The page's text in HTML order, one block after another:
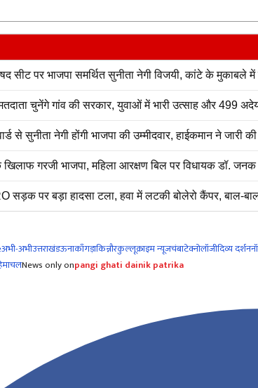
सीट पर भाजपा समर्थित सुनीता नेगी विजयी, कांटे के मुकाबले में
चुनेंगे गांव की सरकार, युवाओं में भारी उत्साह और 499 अदेय
सुनीता नेगी होंगी भाजपा की उम्मीदवार, हाईकमान ने जारी
गरजी भाजपा, महिला आरक्षण बिल पर विधायक डॉ. जनक
पर बड़ा हादसा टला, हवा में लटकी बोलेरो कैंपर, बाल-बाल
अभी-अभीउत्तराखंडऊनाकाँगड़ाकिन्नौरकुल्लूक्राइम न्यूजचंबाटेक्नोलॉजीदिव्य दर्शन
News only onpangi ghati dainik patrika